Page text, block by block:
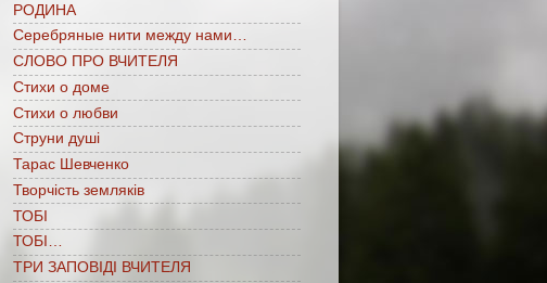
РОДИНА
Серебряные нити между нами…
СЛОВО ПРО ВЧИТЕЛЯ
Стихи о доме
Стихи о любви
Струни душі
Тарас Шевченко
Творчість земляків
ТОБІ
ТОБІ…
ТРИ ЗАПОВІДІ ВЧИТЕЛЯ